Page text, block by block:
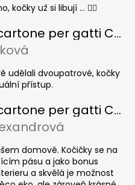
kočky už si libují ... 👍🏻
Tiragraffi in cartone per gatti CHEESE ELIPSE colore
prodotto è 5 su 5 stelle.
udělali dvoupatrové, kočky
přístup.
Tiragraffi in cartone per gatti CUBE Colour
prodotto è 5 su 5 stelle.
domově. Kočičky se na
pásu a jako bonus
a skvělá je možnost